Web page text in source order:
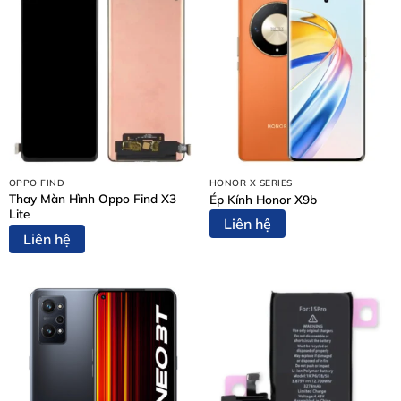
Dấu Hiệu Nhận Biết iPhone Air Cần Thay Pin
Vì Sao Nên Thay Pin iPhone Air Tại Thùy Trang Mobile?
Bảng Giá Thay Pin iPhone Air (Liên Hệ Trực Tiếp)
Quy Trình Thay Pin iPhone Air 5 Bước Chuẩn Kỹ Thuật
Bước 1: Tiếp Nhận Thiết Bị & Tư Vấn Ban Đầu
Bước 3: Thông Báo Kết Quả & Báo Giá Chính Thức
Bước 4: Thực Hiện Thay Pin iPhone Air
Bước 5: Bàn Giao Thiết Bị & Thanh Toán
Cam Kết Khi Thay Pin iPhone Air Tại Thùy Trang Mobile
Kết Luận
Liên Hệ Thay Pin iPhone Air Ngay Hôm Nay
Dấu Hiệu Nhận Biết iPhone Air Cần Thay
OPPO FIND
Thay Màn Hình Oppo Find X3
Lite
Liên hệ
HONOR X SERIES
Ép Kính Honor X9b
Liên hệ